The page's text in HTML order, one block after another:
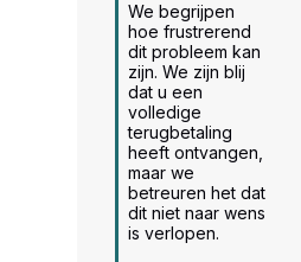
We begrijpen
hoe frustrerend
dit probleem kan
zijn. We zijn blij
dat u een
volledige
terugbetaling
heeft ontvangen,
maar we
betreuren het dat
dit niet naar wens
is verlopen.